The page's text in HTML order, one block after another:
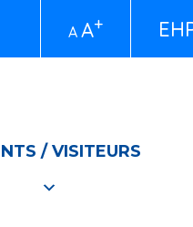
A A+
/ VISITEURS